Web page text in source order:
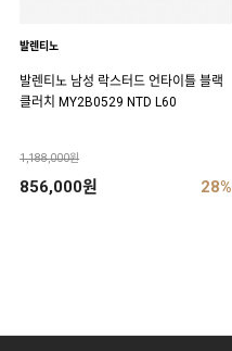
발렌티노
발렌티노 남성 락스터드 언타이틀 블랙
클러치 MY2B0529 NTD L60
1,188,000원
856,000원 28%